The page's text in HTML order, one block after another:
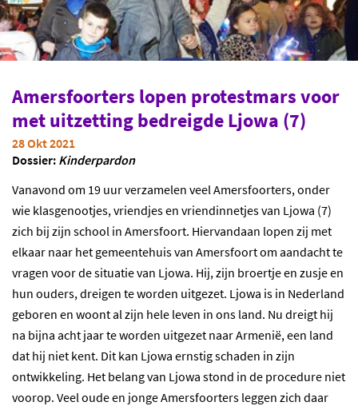
Amersfoorters lopen protestmars voor
met uitzetting bedreigde Ljowa (7)
28 Okt 2021
Dossier: Kinderpardon
Vanavond om 19 uur verzamelen veel Amersfoorters, onder
wie klasgenootjes, vriendjes en vriendinnetjes van Ljowa (7)
zich bij zijn school in Amersfoort. Hiervandaan lopen zij met
elkaar naar het gemeentehuis van Amersfoort om aandacht te
vragen voor de situatie van Ljowa. Hij, zijn broertje en zusje en
hun ouders, dreigen te worden uitgezet. Ljowa is in Nederland
geboren en woont al zijn hele leven in ons land. Nu dreigt hij
na bijna acht jaar te worden uitgezet naar Armenië, een land
dat hij niet kent. Dit kan Ljowa ernstig schaden in zijn
ontwikkeling. Het belang van Ljowa stond in de procedure niet
voorop. Veel oude en jonge Amersfoorters leggen zich daar